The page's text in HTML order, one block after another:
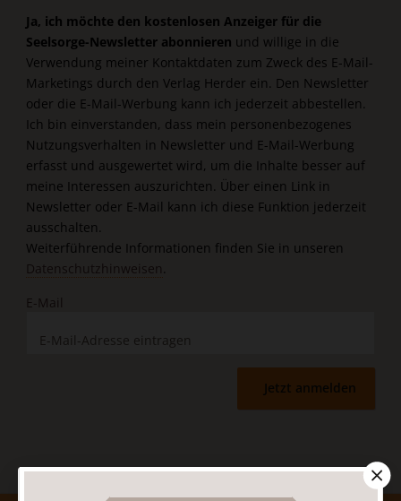
Ja, ich möchte den kostenlosen Anzeiger für die
Seelsorge-Newsletter abonnieren und willige in die
Verwendung meiner Kontaktdaten zum Zweck des E-Mail-
Marketings durch den Verlag Herder ein. Den Newsletter
oder die E-Mail-Werbung kann ich jederzeit abbestellen.
Ich bin einverstanden, dass mein personenbezogenes
Nutzungsverhalten in Newsletter und E-Mail-Werbung
erfasst und ausgewertet wird, um die Inhalte besser auf
meine Interessen auszurichten. Über einen Link in
Newsletter oder E-Mail kann ich diese Funktion jederzeit
ausschalten.
Weiterführende Informationen finden Sie in unseren
Datenschutzhinweisen.
E-Mail
Jetzt anmelden